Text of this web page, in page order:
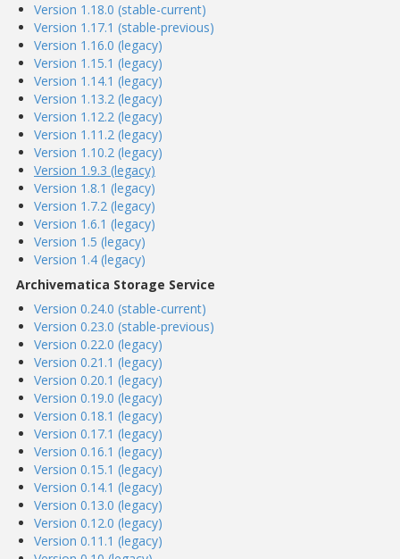
Version 1.18.0 (stable-current)
Version 1.17.1 (stable-previous)
Version 1.16.0 (legacy)
Version 1.15.1 (legacy)
Version 1.14.1 (legacy)
Version 1.13.2 (legacy)
Version 1.12.2 (legacy)
Version 1.11.2 (legacy)
Version 1.10.2 (legacy)
Version 1.9.3 (legacy)
Version 1.8.1 (legacy)
Version 1.7.2 (legacy)
Version 1.6.1 (legacy)
Version 1.5 (legacy)
Version 1.4 (legacy)
Archivematica Storage Service
Version 0.24.0 (stable-current)
Version 0.23.0 (stable-previous)
Version 0.22.0 (legacy)
Version 0.21.1 (legacy)
Version 0.20.1 (legacy)
Version 0.19.0 (legacy)
Version 0.18.1 (legacy)
Version 0.17.1 (legacy)
Version 0.16.1 (legacy)
Version 0.15.1 (legacy)
Version 0.14.1 (legacy)
Version 0.13.0 (legacy)
Version 0.12.0 (legacy)
Version 0.11.1 (legacy)